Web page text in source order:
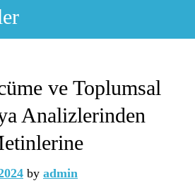
ve Toplumsal
Analizlerinden
by admin